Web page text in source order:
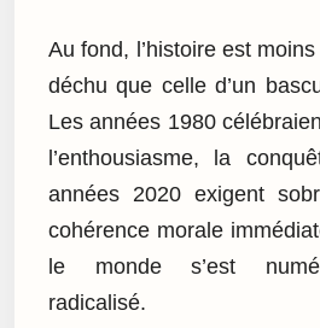
Au fond, l’histoire est
déchu que celle d’un
Les années 1980
l’enthousiasme, la
années 2020 exigent
cohérence morale
le monde s’est
radicalisé.